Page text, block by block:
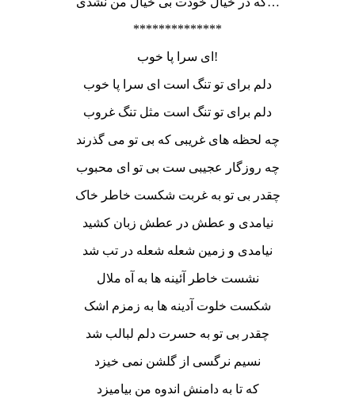
**************
ای سرا پا خوب!
دلم برای تو تنگ است ای سرا پا خوب
دلم برای تو تنگ است مثل تنگ غروب
چه لحظه های غریبی که بی تو می گذرند
چه روزگار عجیبی ست بی تو ای محبوب
چقدر بی تو به غربت شکست خاطر خاک
نیامدی و عطش در عطش زبان کشید
نیامدی و زمین شعله شعله در تب شد
نشست خاطر آئینه ها به آه ملال
شکست خلوت آدینه ها به زمزم اشک
چقدر بی تو به حسرت دلم لبالب شد
نسیم نرگسی از گلشن نمی خیزد
که تا به دامنش اندوه من بیامیزد